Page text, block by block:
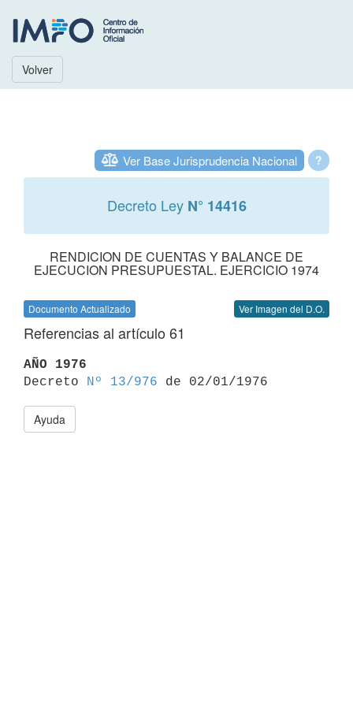
Volver
?
Ver Base Jurisprudencia Nacional
Decreto Ley N° 14416
RENDICION DE CUENTAS Y BALANCE DE
EJECUCION PRESUPUESTAL. EJERCICIO 1974
Documento Actualizado Ver Imagen del D.O.
Referencias al artículo 61
AÑO 1976
Decreto
Nº 13/976
Ayuda